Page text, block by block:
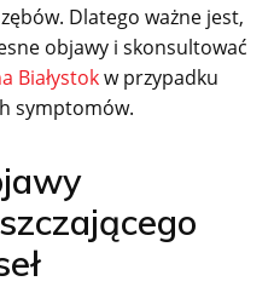
Dlatego ważne jest,
objawy i skonsultować
Białystokw przypadku
symptomów.